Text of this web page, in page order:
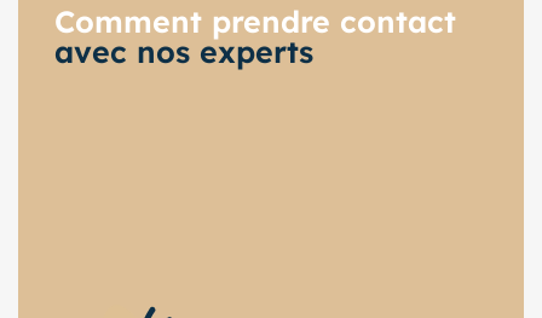
Comment prendre contact
avec nos experts